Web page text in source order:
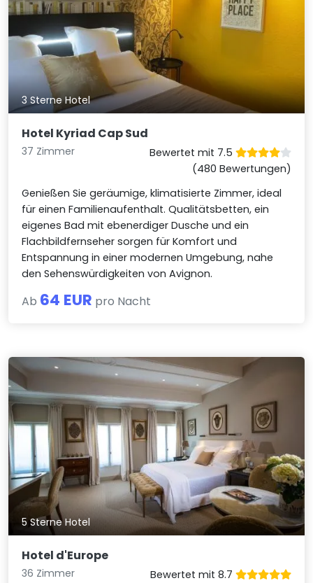
3 Sterne Hotel
Hotel Kyriad Cap Sud
37 Zimmer
Bewertet mit 7.5
(480 Bewertungen)
Genießen Sie geräumige, klimatisierte Zimmer, ideal
für einen Familienaufenthalt. Qualitätsbetten, ein
eigenes Bad mit ebenerdiger Dusche und ein
Flachbildfernseher sorgen für Komfort und
Entspannung in einer modernen Umgebung, nahe
den Sehenswürdigkeiten von Avignon.
Ab 64 EUR pro Nacht
5 Sterne Hotel
Hotel d'Europe
36 Zimmer
Bewertet mit 8.7